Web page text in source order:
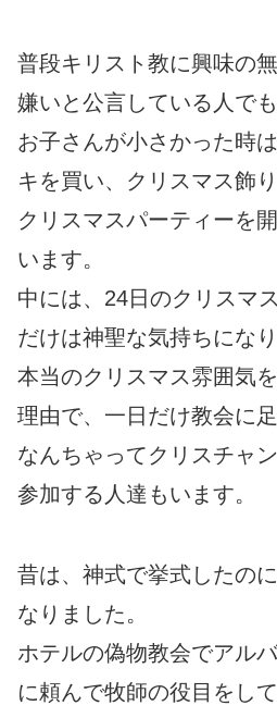
普段キリスト教に興味の
嫌いと公言している人でも
お子さんが小さかった時
キを買い、クリスマス飾
クリスマスパーティーを
います。
中には、24日のクリスマ
だけは神聖な気持ちにな
本当のクリスマス雰囲気
理由で、一日だけ教会に
なんちゃってクリスチャ
参加する人達もいます。
昔は、神式で挙式したの
なりました。
ホテルの偽物教会でアル
に頼んで牧師の役目をして